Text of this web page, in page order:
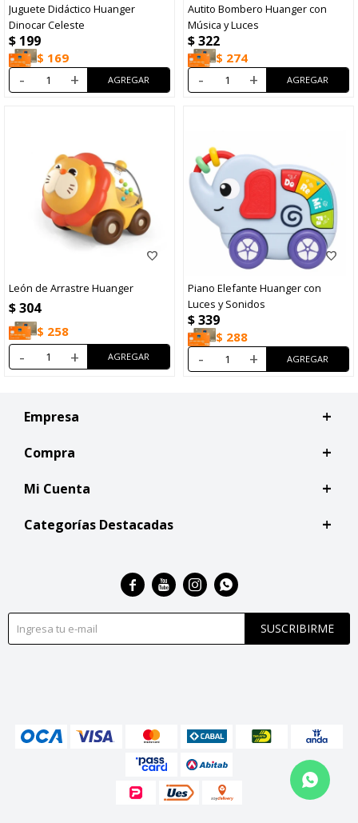
Juguete Didáctico Huanger
Dinocar Celeste
$ 199
$ 169
- +
Autito Bombero Huanger con
Música y Luces
$322
$ 274
- +
León de Arrastre Huanger
$304
$ 258
- +
Piano Elefante Huanger con
Luces y Sonidos
$339
$ 288
- +
Empresa
Compra
Mi Cuenta
Categorías Destacadas
SUSCRIBIRME
   